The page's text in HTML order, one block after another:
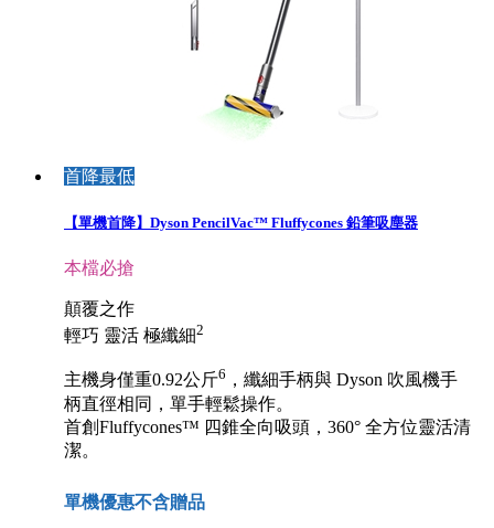
首降最低
【單機首降】Dyson PencilVac™ Fluffycones 鉛筆吸塵器
本檔必搶
顛覆之作
輕巧 靈活 極纖細2
主機身僅重0.92公斤6 ，纖細手柄與 Dyson 吹風機手
柄直徑相同，單手輕鬆操作。
首創Fluffycones™ 四錐全向吸頭，360° 全方位靈活清
潔。
單機優惠不含贈品